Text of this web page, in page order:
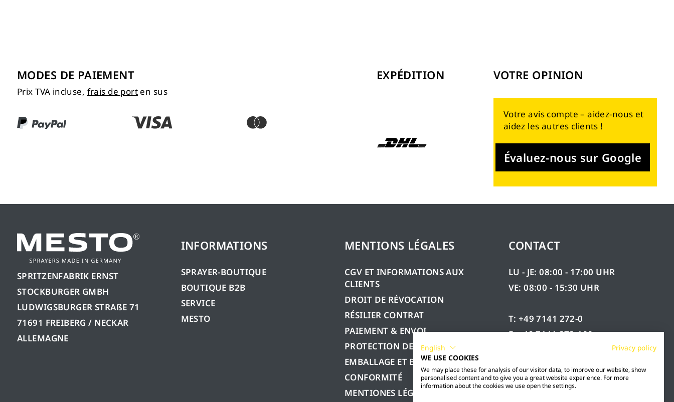
MODES DE PAIEMENT
Prix TVA incluse, frais de port en sus
EXPÉDITION VOTRE OPINION
Votre avis compte – aidez-nous et
aidez les autres clients !
Évaluez-nous sur Google
SPRITZENFABRIK ERNST
STOCKBURGER GMBH
LUDWIGSBURGER STRAßE 71
71691 FREIBERG / NECKAR
ALLEMAGNE
INFORMATIONS
SPRAYER-BOUTIQUE
BOUTIQUE B2B
SERVICE
MESTO
MENTIONS LÉGALES
CGV ET INFORMATIONS AUX
CLIENTS
DROIT DE RÉVOCATION
RÉSILIER CONTRAT
PAIEMENT & ENVOI
PROTECTION DES DONNÉES
EMBALLAGE ET BATTERIE
CONFORMITÉ
MENTIONES LÉGALES
CONTACT
LU - JE: 08:00 - 17:00 UHR
VE: 08:00 - 15:30 UHR
T: +49 7141 272-0
F: +49 7141 272-100
English
Privacy policy
WE USE COOKIES
We may place these for analysis of our visitor data, to improve our website, show
personalised content and to give you a great website experience. For more
information about the cookies we use open the settings.